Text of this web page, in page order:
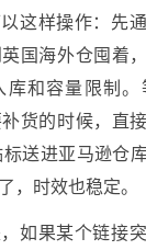
这样操作：先
国海外仓囤着
库和容量限制
货的时候，直
送进亚马逊仓
，时效也稳定。
如果某个链接